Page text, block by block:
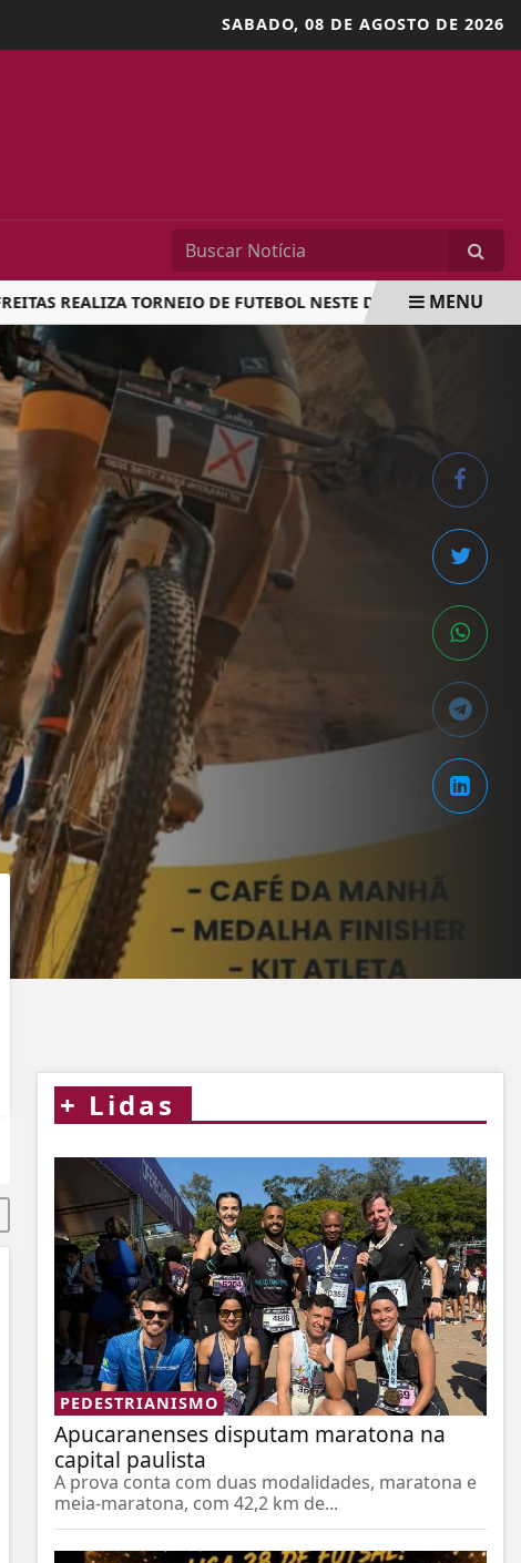
SABADO, 08 DE AGOSTO DE 2026
REALIZA TORNEIO DE FUTEBOL NESTE DOMINGO OBRAS
MENU
+ Lidas
PEDESTRIANISMO
Apucaranenses disputam maratona na
capital paulista
A prova conta com duas modalidades, maratona e
meia-maratona, com 42,2 km de...